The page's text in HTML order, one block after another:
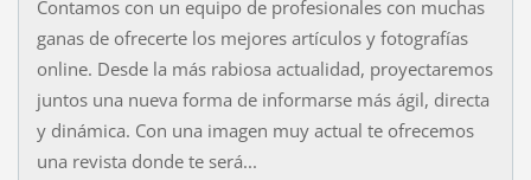
Contamos con un equipo de profesionales con muchas
ganas de ofrecerte los mejores artículos y fotografías
online. Desde la más rabiosa actualidad, proyectaremos
juntos una nueva forma de informarse más ágil, directa
y dinámica. Con una imagen muy actual te ofrecemos
una revista donde te será...